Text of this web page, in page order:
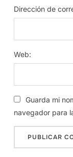
Dirección de
Web:
Guarda mi
navegador para